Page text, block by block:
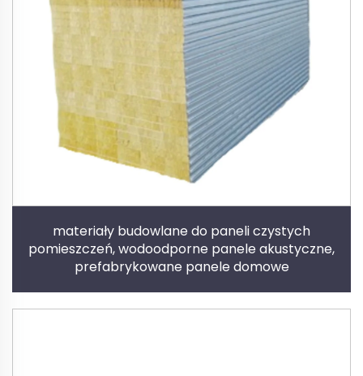
materiały budowlane do paneli czystych
pomieszczeń, wodoodporne panele akustyczne,
prefabrykowane panele domowe